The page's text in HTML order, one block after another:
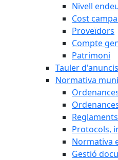
Nivell
Cost
Proveïdors
Compte
Patrimoni
Tauler d'anuncis
Normativa
Reglaments
Protocols,
Normativa
Gestió